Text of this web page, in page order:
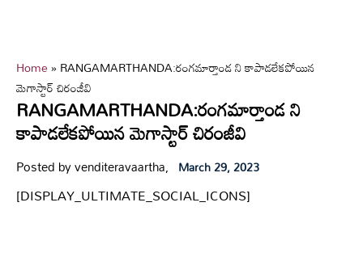
Home»RANGAMARTHANDA:రంగమార్తాండ ని కాపాడలేకపోయిన
మెగాస్టార్ చిరంజీవి
RANGAMARTHANDA:రంగమార్తాండ ని
కాపాడలేకపోయిన మెగాస్టార్ చిరంజీవి
Posted by venditeravaartha, March 29, 2023
[DISPLAY_ULTIMATE_SOCIAL_ICONS]